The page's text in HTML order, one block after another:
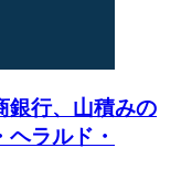
銀行、山積みの
ラルド・